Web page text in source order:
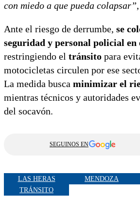
con miedo a que pueda colapsar”
Ante el riesgo de derrumbe, se
seguridad y personal policial en
restringiendo el tránsito para
motocicletas circulen por ese
La medida busca minimizar el
mientras técnicos y autoridades
del socavón.
SEGUINOS EN
LAS HERAS MENDOZA
TRÁNSITO